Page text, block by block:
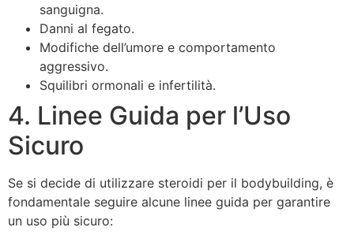
sanguigna.
Danni al fegato.
Modifiche dell’umore e comportamento
aggressivo.
Squilibri ormonali e infertilità.
4. Linee Guida per l’Uso
Sicuro
Se si decide di utilizzare steroidi per il bodybuilding, è
fondamentale seguire alcune linee guida per garantire
un uso più sicuro: